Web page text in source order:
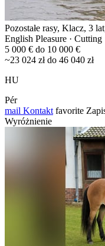
Pozostałe rasy, Klacz, 3
English Pleasure ·
5 000 € do 10 000 €
~23 024 zł do 46 040 zł
HU
Pér
mail Kontakt favorite
Wyróżnienie